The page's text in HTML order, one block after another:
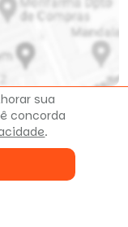
sua
concorda
.